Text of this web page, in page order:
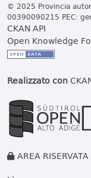
© 2025 Provincia
00390090215 PEC:
CKAN API
Open Knowledge
Realizzato con
AREA RISERVATA